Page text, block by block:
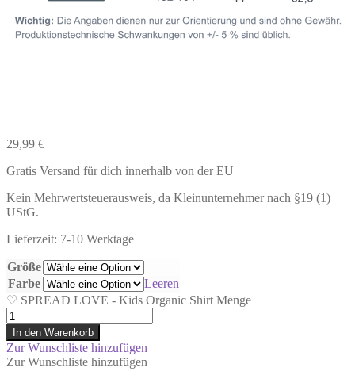
29,99 €
Gratis Versand für dich innerhalb von der EU
Kein Mehrwertsteuerausweis, da Kleinunternehmer nach §19 (1)
UStG.
Lieferzeit: 7-10 Werktage
Größe
Farbe
Leeren
♡ SPREAD LOVE - Kids Organic Shirt Menge
In den Warenkorb
Zur Wunschliste hinzufügen
Zur Wunschliste hinzufügen